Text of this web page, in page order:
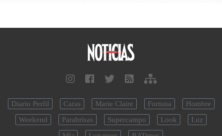
Diario Perfil Caras Marie Claire Fortuna
Hombre
Weekend
Parabrisas Supercampo Look
Luz